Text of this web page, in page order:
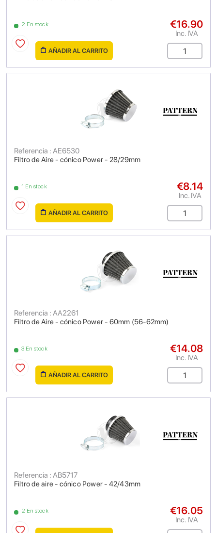
2 En stock €16.90
Inc. IVA
AÑADIR AL CARRITO
Filtro de Aire - cónico Power - 28/29mm
Referencia : AE6530
1 En stock €8.14
Inc. IVA
AÑADIR AL CARRITO
Filtro de Aire - cónico Power - 60mm (56-62mm)
Referencia : AA2261
3 En stock €14.08
Inc. IVA
AÑADIR AL CARRITO
Filtro de aire - cónico Power - 42/43mm
Referencia : AB5717
2 En stock €16.05
Inc. IVA